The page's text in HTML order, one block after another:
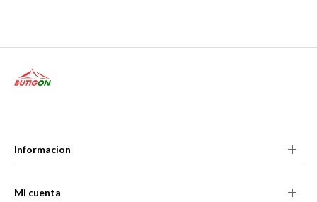
Informacion
Mi cuenta